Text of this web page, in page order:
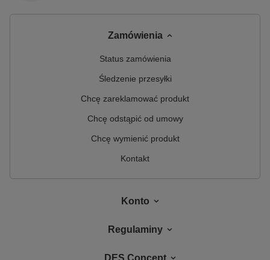
Zamówienia
Status zamówienia
Śledzenie przesyłki
Chcę zareklamować produkt
Chcę odstąpić od umowy
Chcę wymienić produkt
Kontakt
Konto
Regulaminy
DES Concept